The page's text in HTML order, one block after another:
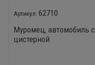
62710
Муромец, автомобиль с
цистерной